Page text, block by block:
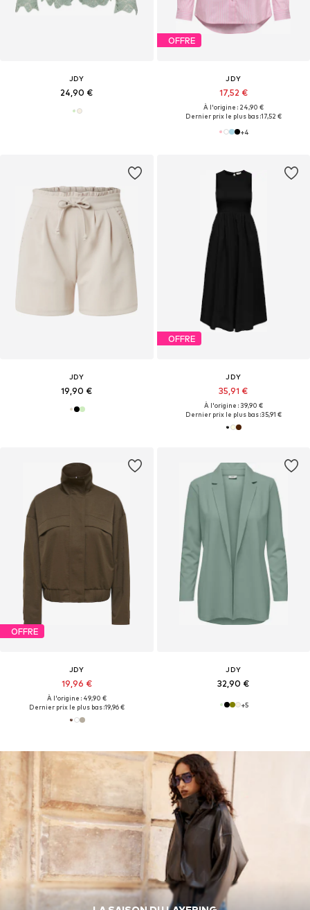
JDY
24,90 €
OFFRE
JDY
17,52 €
À l'origine : 24,90 €
Dernier prix le plus bas :17,52 €
+4
JDY
19,90 €
OFFRE
JDY
35,91 €
À l'origine : 39,90 €
Dernier prix le plus bas :35,91 €
OFFRE
JDY
19,96 €
À l'origine : 49,90 €
Dernier prix le plus bas :19,96 €
JDY
32,90 €
+5